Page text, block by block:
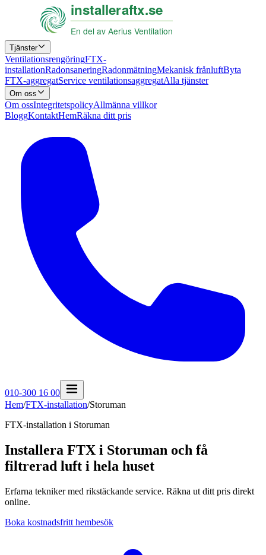
Tjänster
VentilationsrengöringFTX-
installationRadonsaneringRadonmätningMekanisk frånluftByta
FTX-aggregatService ventilationsaggregatAlla tjänster
Om oss
Om ossIntegritetspolicyAllmänna villkor
BloggKontaktHemRäkna ditt pris
010-300 16 00
Hem/FTX-installation/Storuman
FTX-installation i Storuman
Installera FTX i Storuman och få
filtrerad luft i hela huset
Erfarna tekniker med rikstäckande service. Räkna ut ditt pris direkt
online.
Boka kostnadsfritt hembesök